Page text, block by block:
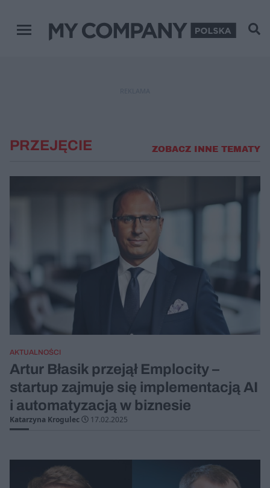
Menu główne
PRZEJĘCIE ZOBACZ INNE TEMATY
AKTUALNOŚCI
Artur Błasik przejął Emplocity –
startup zajmuje się implementacją AI
i automatyzacją w biznesie
Katarzyna Krogulec 17.02.2025